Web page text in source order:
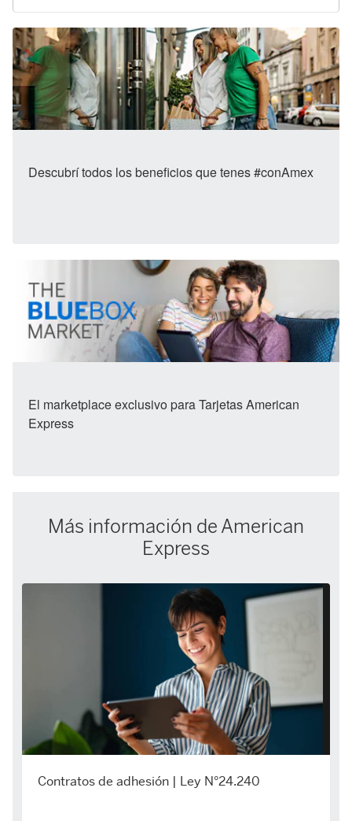
Descubrí todos los beneficios que tenes #conAmex
El marketplace exclusivo para Tarjetas American
Express
Más información de American
Express
Contratos de adhesión | Ley N°24.240